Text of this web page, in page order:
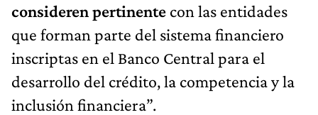
consideren pertinente con las entidades
que forman parte del sistema financiero
inscriptas en el Banco Central para el
desarrollo del crédito, la competencia y la
inclusión financiera”.